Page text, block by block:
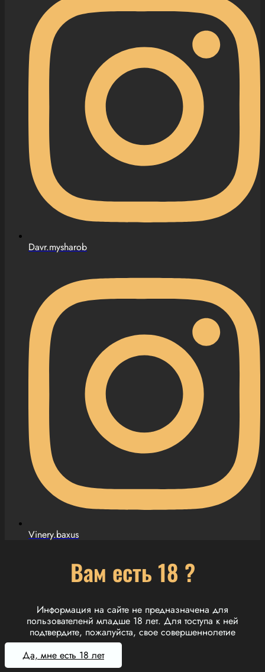
Davr.mysharob
Vinery.baxus
Вам есть 18 ?
Информация на сайте не предназначена для
пользователенй младше 18 лет. Для тоступа к ней
подтвердите, пожалуйста, свое совершеннолетие
Да, мне есть 18 лет